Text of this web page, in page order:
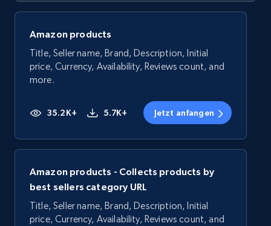
Amazon products
Title, Seller name, Brand, Description, Initial
price, Currency, Availability, Reviews count, and
more.
35.2K+ 5.7K+ Jetzt anfangen
Amazon products - Collects products by
best sellers category URL
Title, Seller name, Brand, Description, Initial
price, Currency, Availability, Reviews count, and